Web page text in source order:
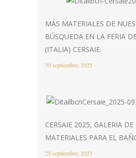
MÁS MATERIALES DE
BÚSQUEDA EN LA FERIA
(ITALIA) CERSAIE.
30 septiembre, 2025
CERSAIE 2025, GALERIA DE
MATERIALES PARA EL
25 septiembre, 2025